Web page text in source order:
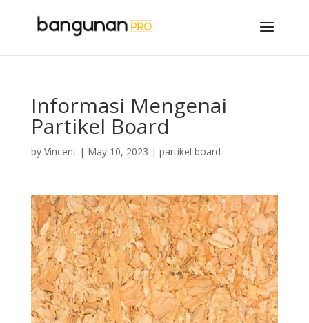
Informasi Mengenai
Partikel Board
by Vincent| May 10, 2023 | partikel board